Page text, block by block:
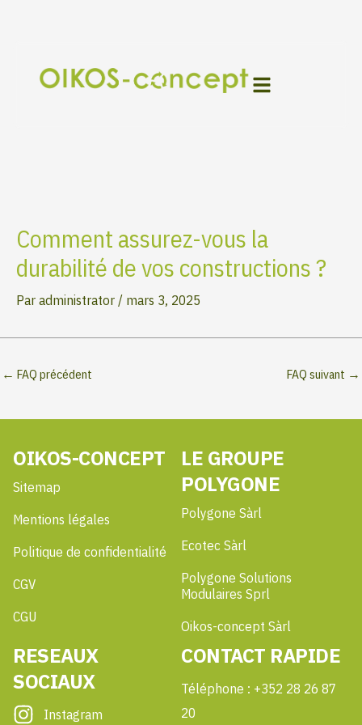
Comment assurez-vous la
durabilité de vos constructions ?
Paradministrator/ mars 3, 2025
← FAQ précédent FAQ suivant →
OIKOS-CONCEPT
Sitemap
Mentions légales
Politique de confidentialité
CGV
CGU
LE GROUPE
POLYGONE
Polygone Sàrl
Ecotec Sàrl
Polygone Solutions
Modulaires Sprl
Oikos-concept Sàrl
RESEAUX
SOCIAUX
Instagram
CONTACT RAPIDE
Téléphone : +352 28 26 87
20